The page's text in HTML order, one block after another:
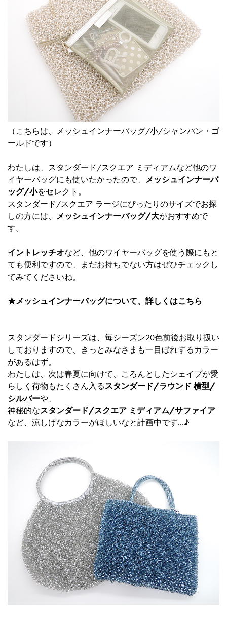
（こちらは、 メッシュインナーバッグ/小/シャンパン・ゴ
ールドです）
わたしは、スタンダード/スクエア ミディアムなど他のワ
イヤーバッグにも使いたかったので、 メッシュインナーバ
ッグ/小をセレクト。
スタンダード/スクエア ラージにぴったりのサイズでお探
しの方には、 メッシュインナーバッグ/大がおすすめで
す。
イントレッチオなど、他のワイヤーバッグを使う際にもと
ても便利ですので、まだお持ちでない方はぜひチェックし
てみてくださいね。
★メッシュインナーバッグについて、詳しくはこちら
スタンダードシリーズは、毎シーズン20色前後お取り扱い
しておりますので、きっとみなさまも一目ぼれするカラー
があるはず。
わたしは、次は春夏に向けて、ころんとしたシェイプが愛
らしく荷物もたくさん入るスタンダード/ラウンド 横型/
シルバーや、
神秘的なスタンダード/スクエア ミディアム/サファイア
など、涼しげなカラーがほしいなと計画中です...♪